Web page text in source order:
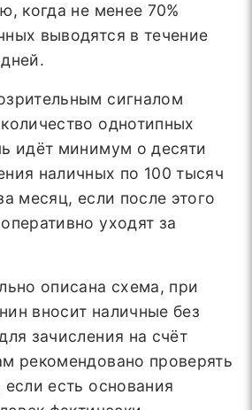
когда не менее 70%
выводятся в течение
сигналом
однотипных
идёт минимум о десяти
наличных по 100 тысяч
месяц, если после этого
уходят за
описана схема, при
вносит наличные без
зачисления на счёт
рекомендовано проверять
есть основания